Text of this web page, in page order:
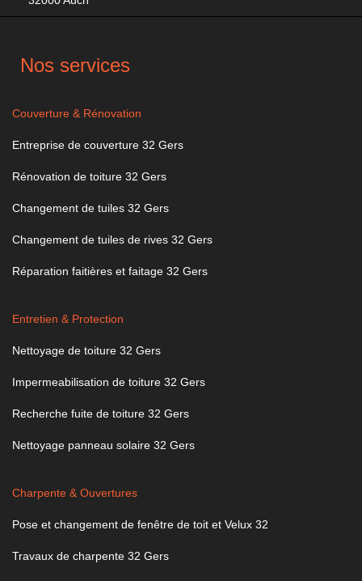
Nos services
Couverture & Rénovation
Entreprise de couverture 32 Gers
Rénovation de toiture 32 Gers
Changement de tuiles 32 Gers
Changement de tuiles de rives 32 Gers
Réparation faitières et faitage 32 Gers
Entretien & Protection
Nettoyage de toiture 32 Gers
Impermeabilisation de toiture 32 Gers
Recherche fuite de toiture 32 Gers
Nettoyage panneau solaire 32 Gers
Charpente & Ouvertures
Pose et changement de fenêtre de toit et Velux 32
Travaux de charpente 32 Gers